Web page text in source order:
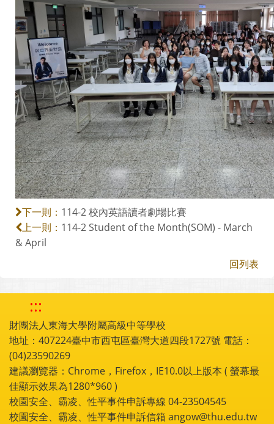
下一則： 114-2 校內英語讀者劇場比賽
上一則： 114-2 Student of the Month(SOM) - March
& April
回列表
:::
財團法人東海大學附屬高級中等學校
地址：407224臺中市西屯區臺灣大道四段1727號 電話：
(04)23590269
建議瀏覽器：Chrome，Firefox，IE10.0以上版本 ( 螢幕最
佳顯示效果為1280*960 )
校園安全、霸凌、性平事件申訴專線 04-23504545
校園安全、霸凌、性平事件申訴信箱 angow@thu.edu.tw